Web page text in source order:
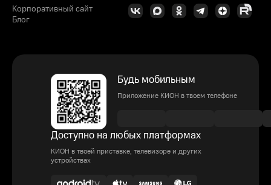
Корпоративный сайт
Блог
Будь мобильным
Приложение КИОН в твоем телефоне
Доступно на любых платформах
КИОН в твоей приставке, телевизоре и других
устройствах